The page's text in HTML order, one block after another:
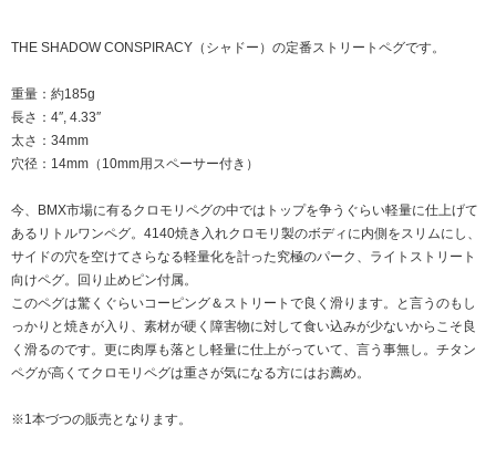
THE SHADOW CONSPIRACY（シャドー）の定番ストリートペグです。
重量：約185g
長さ：4″, 4.33″
太さ：34mm
穴径：14mm（10mm用スペーサー付き）
今、BMX市場に有るクロモリペグの中ではトップを争うぐらい軽量に仕上げて
あるリトルワンペグ。4140焼き入れクロモリ製のボディに内側をスリムにし、
サイドの穴を空けてさらなる軽量化を計った究極のパーク、ライトストリート
向けペグ。回り止めピン付属。
このペグは驚くぐらいコーピング＆ストリートで良く滑ります。と言うのもし
っかりと焼きが入り、素材が硬く障害物に対して食い込みが少ないからこそ良
く滑るのです。更に肉厚も落とし軽量に仕上がっていて、言う事無し。チタン
ペグが高くてクロモリペグは重さが気になる方にはお薦め。
※1本づつの販売となります。